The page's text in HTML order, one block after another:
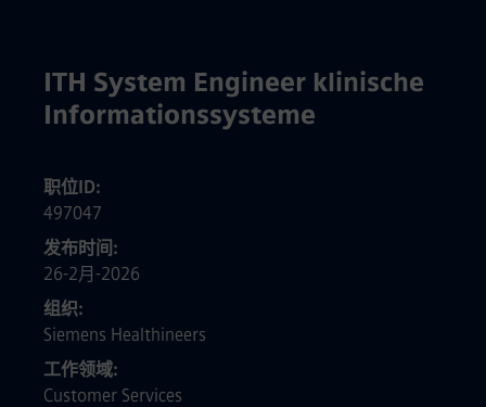
ITH System Engineer klinische
Informationssysteme
职位ID
497047
发布时间
26-2月-2026
组织
Siemens Healthineers
工作领域
Customer Services